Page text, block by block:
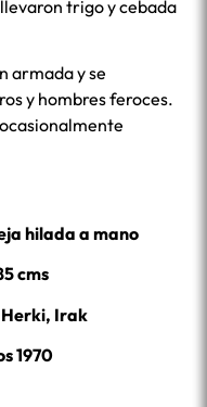
trigo y cebada
armada y se
y hombres feroces.
hilada a mano
cms
Irak
1970